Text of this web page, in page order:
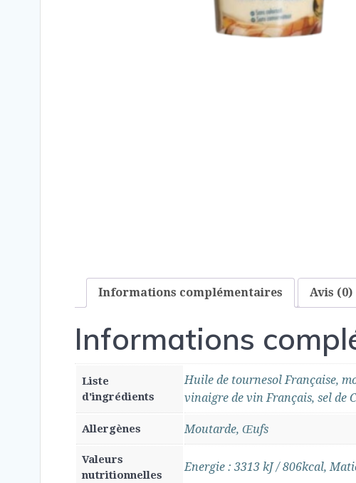
Informations complémentaires Avis (0)
Informations
Liste
d'ingrédients
Huile de tournesol Française,
vinaigre de vin Français, sel de
Allergènes Moutarde, Œufs
Valeurs
nutritionnelles
Energie : 3313 kJ / 806kcal,